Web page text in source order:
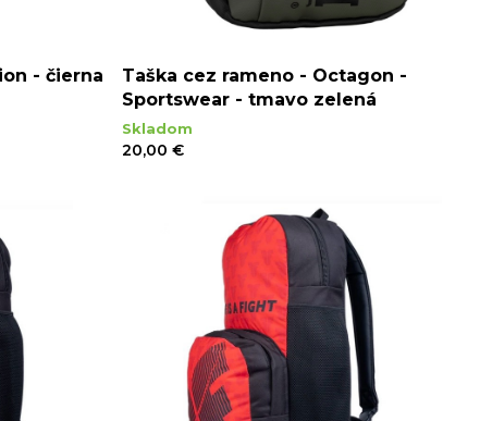
- čierna
Taška cez rameno - Octagon -
Sportswear - tmavo zelená
Skladom
20,00 €